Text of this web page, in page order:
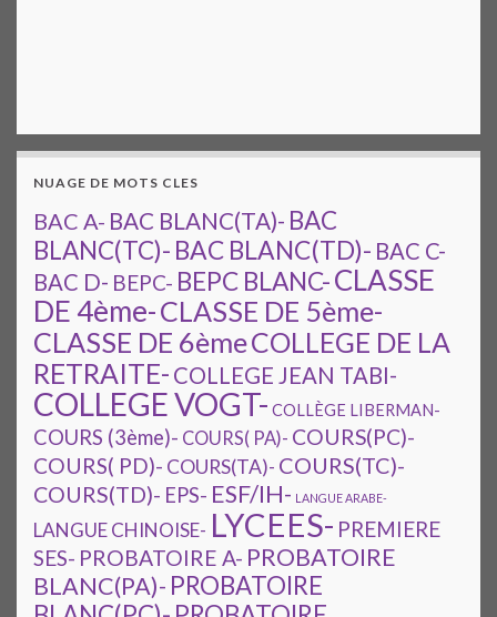
NUAGE DE MOTS CLES
BAC A- BAC BLANC(TA)- BAC
BLANC(TC)- BAC BLANC(TD)- BAC C-
BAC D- BEPC- BEPC BLANC-CLASSE
DE 4ème-CLASSE DE 5ème-
CLASSE DE 6èmeCOLLEGE DE LA
RETRAITE- COLLEGE JEAN TABI-
COLLEGE VOGT- COLLÈGE LIBERMAN-
COURS (3ème)- COURS( PA)- COURS(PC)-
COURS( PD)- COURS(TA)- COURS(TC)-
COURS(TD)- EPS- ESF/IH- LANGUE ARABE-
LANGUE CHINOISE- LYCEES- PREMIERE
SES- PROBATOIRE A- PROBATOIRE
BLANC(PA)- PROBATOIRE